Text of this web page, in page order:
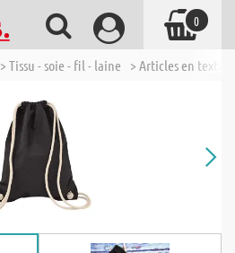
> Tissu - soie - fil - laine > Articles en textile
0